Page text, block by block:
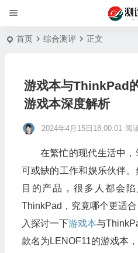
首页 综合测评 正文
游戏本与ThinkPad
游戏本深度解析
2024年4月15日18:00:01 阅
在繁忙的现代生活中
可或缺的工作和娱乐伙伴
目的产品，很多人都会
ThinkPad，究竟哪个更适
入探讨一下游戏本与
款名为LENOF11的游戏本